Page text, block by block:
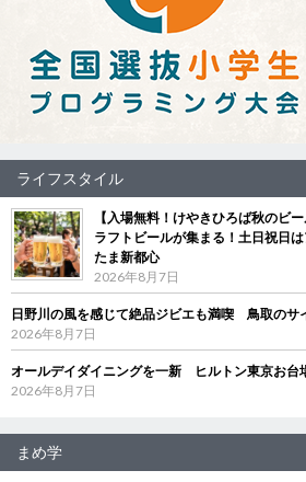
ライフスタイル
【入場無料！けやきひろば秋のビ
ラフトビールが集まる！土日祝日
たま新都心
2026年8月7日
日野川の風を感じて絶品ジビエも満喫 鳥取のサ
2026年8月7日
オールデイダイニングを一新 ヒルトン東京お台
2026年8月7日
まめ学